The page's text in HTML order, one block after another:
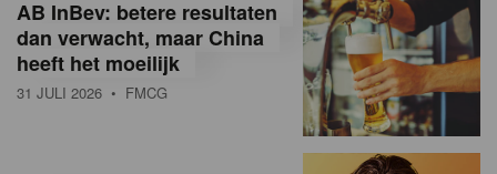
a
AB InBev: betere resultaten
dan verwacht, maar China
heeft het moeilijk
31 JULI 2026 • FMCG